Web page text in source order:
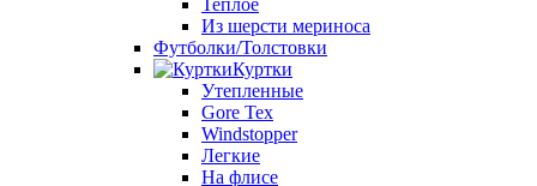
Теплое
Из шерсти мериноса
Футболки/Толстовки
Куртки
Утепленные
Gore Tex
Windstopper
Легкие
На флисе